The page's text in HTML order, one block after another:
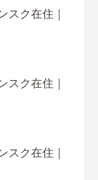
スク在住｜
スク在住｜
スク在住｜